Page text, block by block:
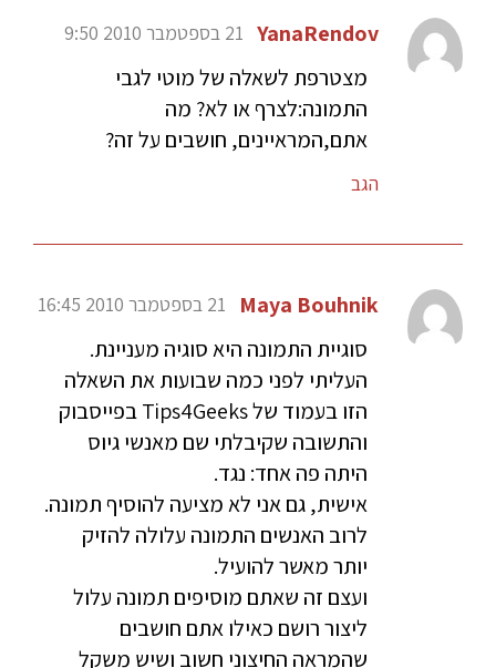
YanaRendov 21 בספטמבר 2010 9:50
מצטרפת לשאלה של מוטי לגבי
התמונה:לצרף או לא? מה
אתם,המראיינים, חושבים על זה?
הגב
Maya Bouhnik 21 בספטמבר 2010 16:45
סוגיית התמונה היא סוגיה מעניינת.
העליתי לפני כמה שבועות את השאלה
הזו בעמוד של Tips4Geeks בפייסבוק
והתשובה שקיבלתי שם מאנשי גיוס
היתה פה אחד: נגד.
אישית, גם אני לא מציעה להוסיף תמונה.
לרוב האנשים התמונה עלולה להזיק
יותר מאשר להועיל.
ועצם זה שאתם מוסיפים תמונה עלול
ליצור רושם כאילו אתם חושבים
שהמראה החיצוני חשוב ושיש משקל